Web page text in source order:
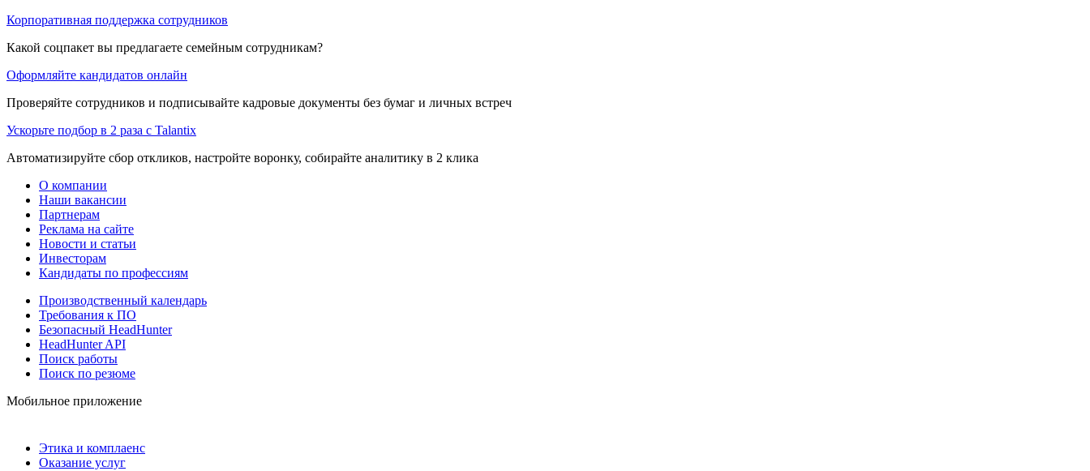
Корпоративная поддержка сотрудников
Какой соцпакет вы предлагаете семейным сотрудникам?
Оформляйте кандидатов онлайн
Проверяйте сотрудников и подписывайте кадровые документы без бумаг и личных встреч
Ускорьте подбор в 2 раза с Talantix
Автоматизируйте сбор откликов, настройте воронку, собирайте аналитику в 2 клика
О компании
Наши вакансии
Партнерам
Реклама на сайте
Новости и статьи
Инвесторам
Кандидаты по профессиям
Производственный календарь
Требования к ПО
Безопасный HeadHunter
HeadHunter API
Поиск работы
Поиск по резюме
Мобильное приложение
Этика и комплаенс
Оказание услуг